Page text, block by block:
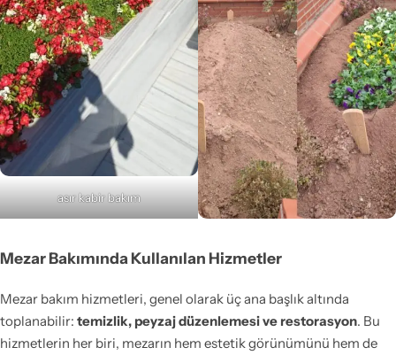
asır kabir bakım
Mezar Bakımında Kullanılan Hizmetler
Mezar bakım hizmetleri, genel olarak üç ana başlık altında
toplanabilir: temizlik, peyzaj düzenlemesi ve restorasyon. Bu
hizmetlerin her biri, mezarın hem estetik görünümünü hem de